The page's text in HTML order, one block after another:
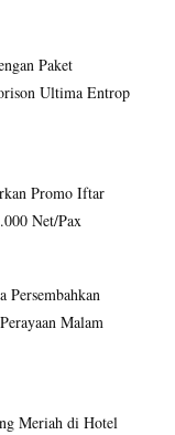
Paket
Ultima Entrop
Promo Iftar
Net/Pax
Persembahkan
Malam
Meriah di Hotel